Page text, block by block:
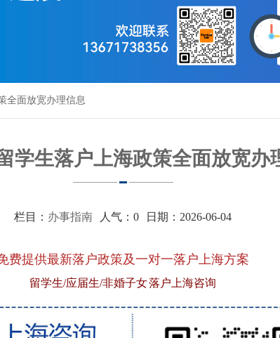
全面放宽办理信息
学生落户上海政策全面放宽办
栏目： 办事指南 人气： 0 日期：2026-06-04
费提供最新落户政策及一对一落户上海方案
留学生/应届生/非婚子女 落户上海咨询